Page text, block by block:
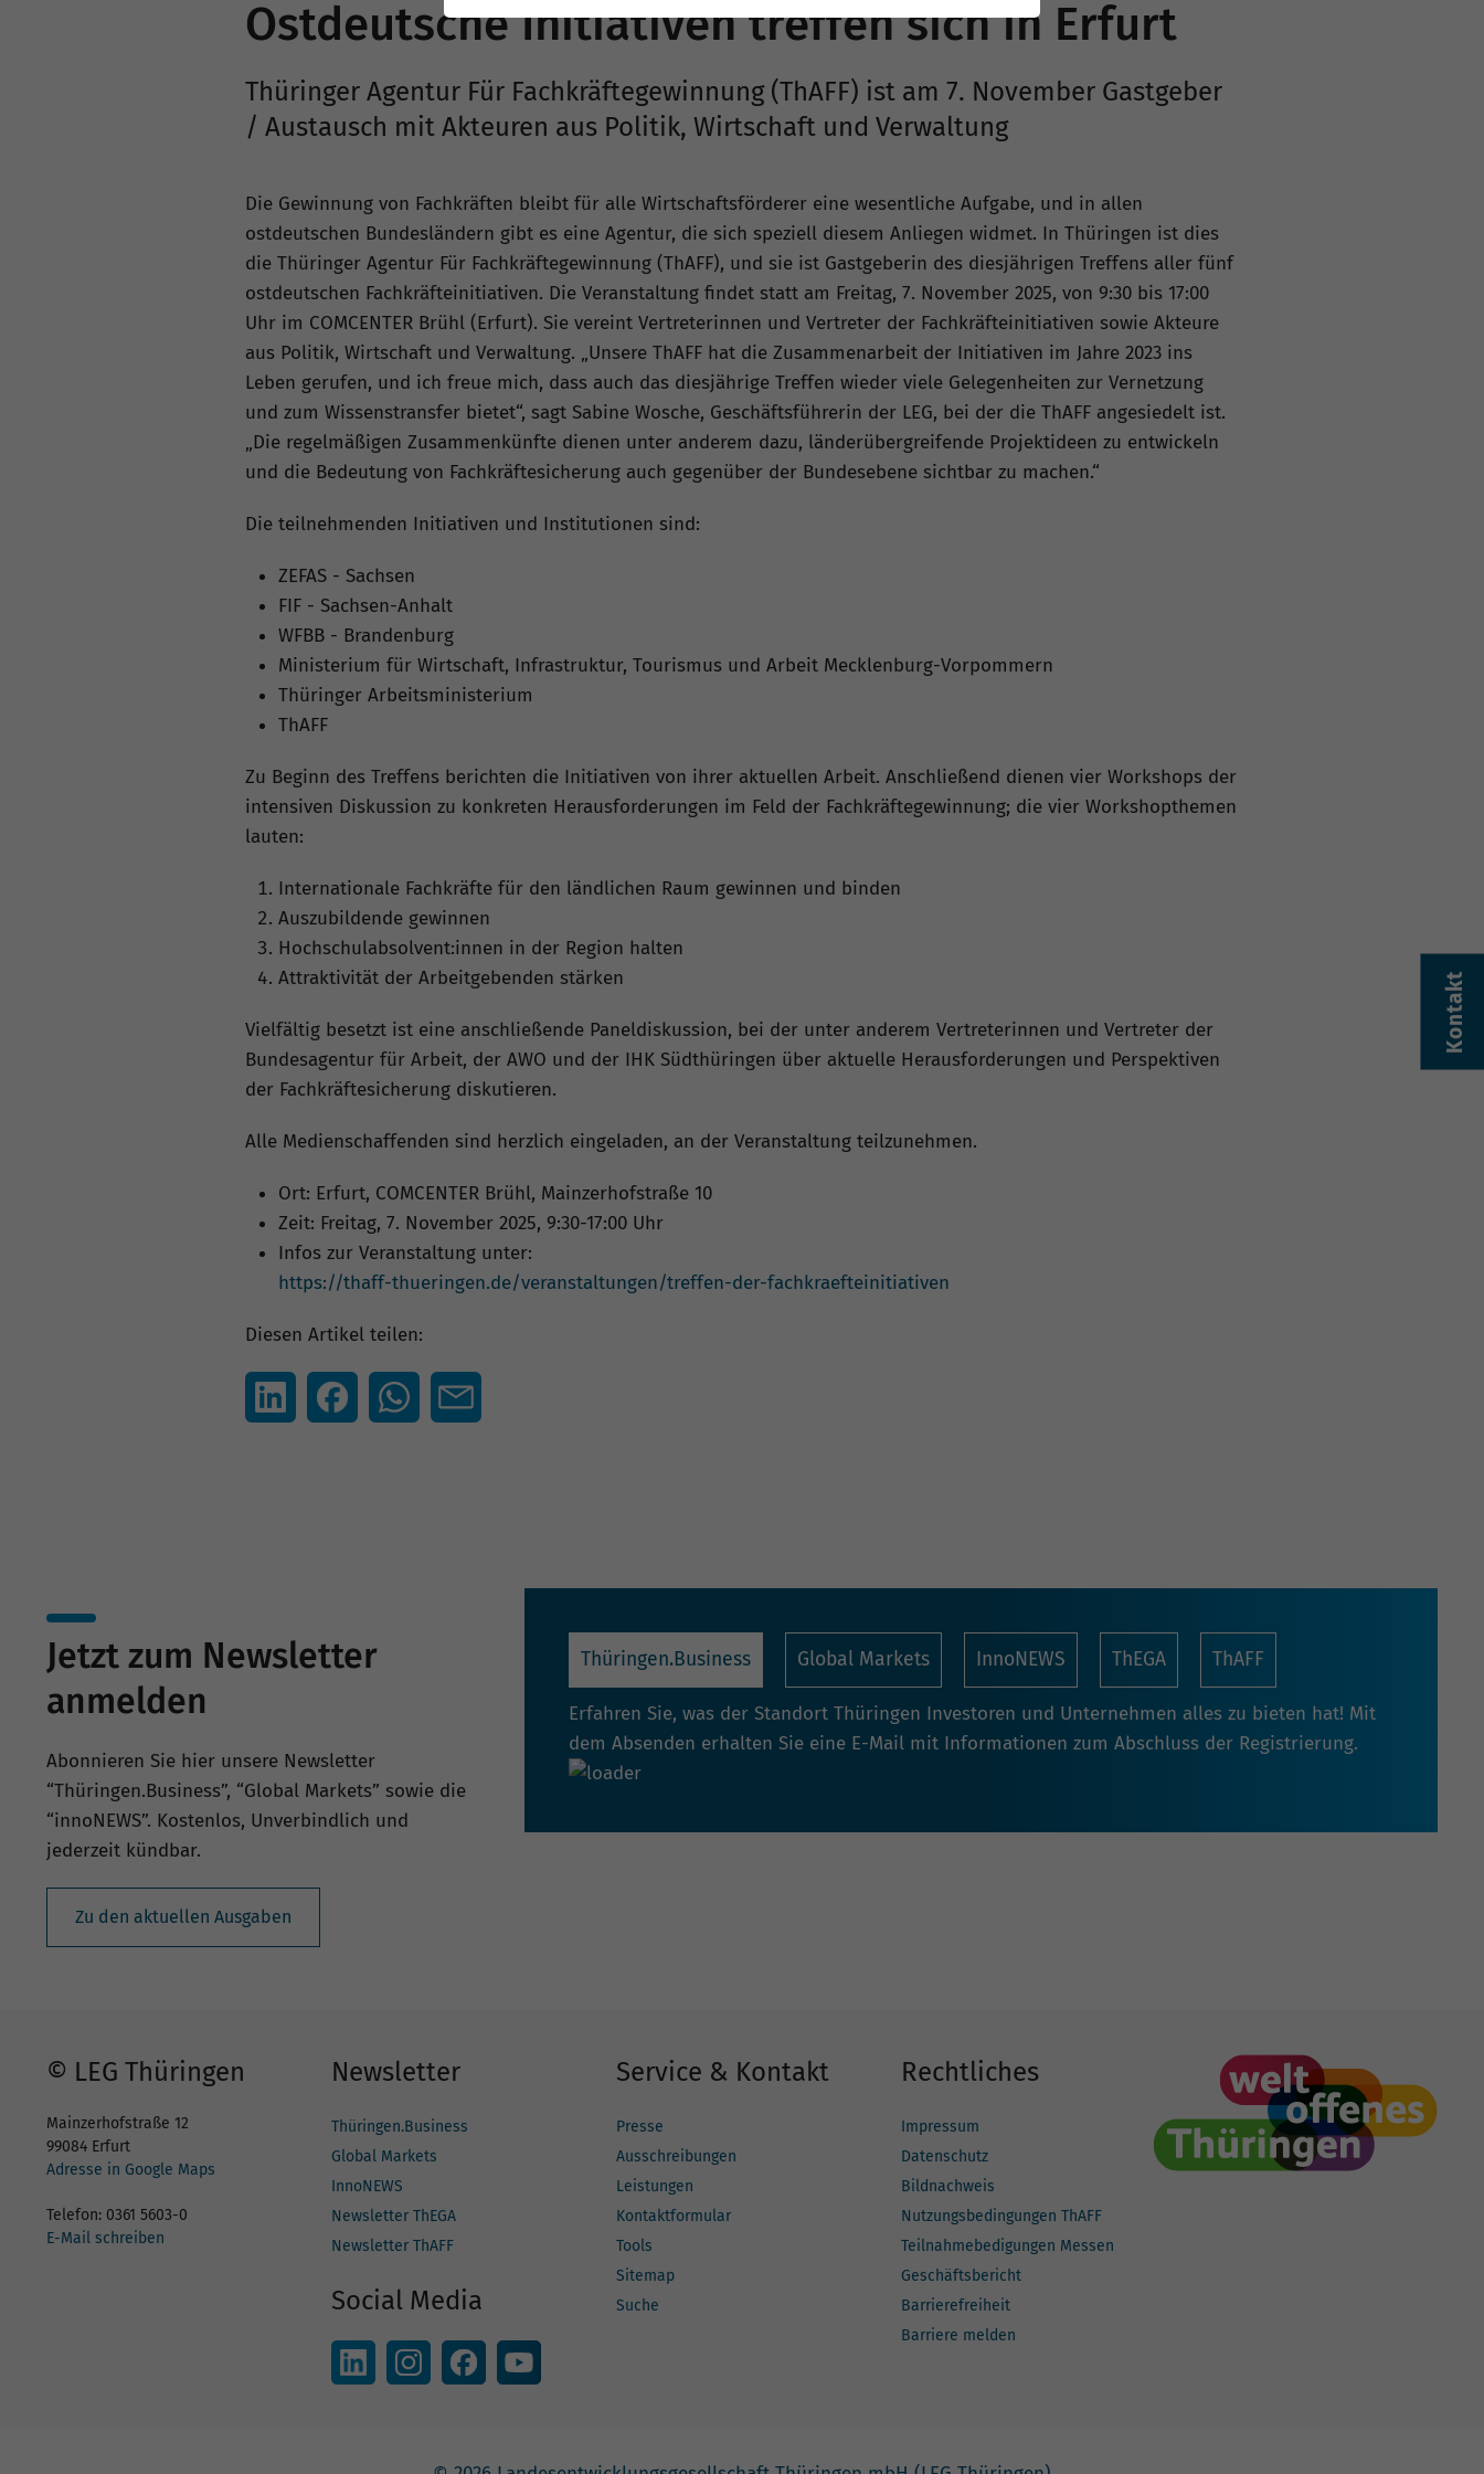
Kontakt
Ostdeutsche Initiativen treffen sich in Erfurt
Thüringer Agentur Für Fachkräftegewinnung (ThAFF) ist am 7. November Gastgeber
/ Austausch mit Akteuren aus Politik, Wirtschaft und Verwaltung
Die Gewinnung von Fachkräften bleibt für alle Wirtschaftsförderer eine wesentliche Aufgabe, und in allen
ostdeutschen Bundesländern gibt es eine Agentur, die sich speziell diesem Anliegen widmet. In Thüringen ist dies
die Thüringer Agentur Für Fachkräftegewinnung (ThAFF), und sie ist Gastgeberin des diesjährigen Treffens aller fünf
ostdeutschen Fachkräfteinitiativen. Die Veranstaltung findet statt am Freitag, 7. November 2025, von 9:30 bis 17:00
Uhr im COMCENTER Brühl (Erfurt). Sie vereint Vertreterinnen und Vertreter der Fachkräfteinitiativen sowie Akteure
aus Politik, Wirtschaft und Verwaltung. „Unsere ThAFF hat die Zusammenarbeit der Initiativen im Jahre 2023 ins
Leben gerufen, und ich freue mich, dass auch das diesjährige Treffen wieder viele Gelegenheiten zur Vernetzung
und zum Wissenstransfer bietet“, sagt Sabine Wosche, Geschäftsführerin der LEG, bei der die ThAFF angesiedelt ist.
„Die regelmäßigen Zusammenkünfte dienen unter anderem dazu, länderübergreifende Projektideen zu entwickeln
und die Bedeutung von Fachkräftesicherung auch gegenüber der Bundesebene sichtbar zu machen.“
Die teilnehmenden Initiativen und Institutionen sind:
ZEFAS - Sachsen
FIF - Sachsen-Anhalt
WFBB - Brandenburg
Ministerium für Wirtschaft, Infrastruktur, Tourismus und Arbeit Mecklenburg-Vorpommern
Thüringer Arbeitsministerium
ThAFF
Zu Beginn des Treffens berichten die Initiativen von ihrer aktuellen Arbeit. Anschließend dienen vier Workshops der
intensiven Diskussion zu konkreten Herausforderungen im Feld der Fachkräftegewinnung; die vier Workshopthemen
lauten:
Internationale Fachkräfte für den ländlichen Raum gewinnen und binden
Auszubildende gewinnen
Hochschulabsolvent:innen in der Region halten
Attraktivität der Arbeitgebenden stärken
Vielfältig besetzt ist eine anschließende Paneldiskussion, bei der unter anderem Vertreterinnen und Vertreter der
Bundesagentur für Arbeit, der AWO und der IHK Südthüringen über aktuelle Herausforderungen und Perspektiven
der Fachkräftesicherung diskutieren.
Alle Medienschaffenden sind herzlich eingeladen, an der Veranstaltung teilzunehmen.
Ort: Erfurt, COMCENTER Brühl, Mainzerhofstraße 10
Zeit: Freitag, 7. November 2025, 9:30-17:00 Uhr
Infos zur Veranstaltung unter:
https://thaff-thueringen.de/veranstaltungen/treffen-der-fachkraefteinitiativen
Diesen Artikel teilen:
Jetzt zum Newsletter
anmelden
Abonnieren Sie hier unsere Newsletter
“Thüringen.Business”, “Global Markets” sowie die
“innoNEWS”. Kostenlos, Unverbindlich und
jederzeit kündbar.
Zu den aktuellen Ausgaben
Thüringen.Business Global Markets InnoNEWS ThEGA ThAFF
Erfahren Sie, was der Standort Thüringen Investoren und Unternehmen alles zu bieten hat! Mit
dem Absenden erhalten Sie eine E-Mail mit Informationen zum Abschluss der Registrierung.
© LEG Thüringen
Mainzerhofstraße 12
99084 Erfurt
Adresse in Google Maps
Telefon: 0361 5603-0
E-Mail schreiben
Newsletter
Thüringen.Business
Global Markets
InnoNEWS
Newsletter ThEGA
Newsletter ThAFF
Social Media
Service & Kontakt
Presse
Ausschreibungen
Leistungen
Kontaktformular
Tools
Sitemap
Suche
Rechtliches
Impressum
Datenschutz
Bildnachweis
Nutzungsbedingungen ThAFF
Teilnahmebedigungen Messen
Geschäftsbericht
Barrierefreiheit
Barriere melden